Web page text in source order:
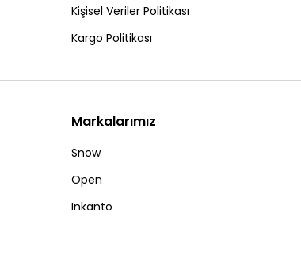
Kişisel Veriler Politikası
Kargo Politikası
Markalarımız
Snow
Open
Inkanto